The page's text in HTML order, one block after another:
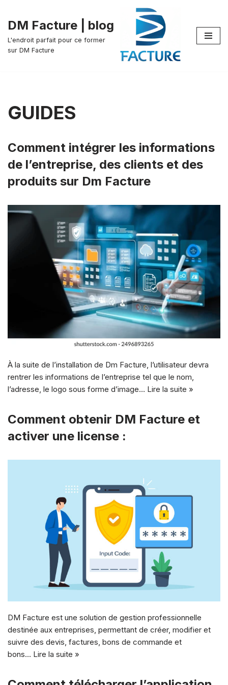
Aller
au
contenu
DM Facture | blog
L'endroit parfait pour ce former
sur DM Facture
GUIDES
Comment intégrer les informations
de l’entreprise, des clients et des
produits sur Dm Facture
À la suite de l’installation de Dm Facture, l’utilisateur devra
rentrer les informations de l’entreprise tel que le nom,
l’adresse, le logo sous forme d’image… Lire la suite »
Comment obtenir DM Facture et
activer une license :
DM Facture est une solution de gestion professionnelle
destinée aux entreprises, permettant de créer, modifier et
suivre des devis, factures, bons de commande et
bons… Lire la suite »